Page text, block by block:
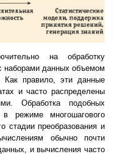
на обработку
данных объемом
Как правило, эти данные
и часто распределены
Обработка подобных
режиме многошагового
стадии преобразования и
обычно почти
и вычисления часто